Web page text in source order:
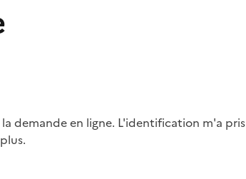
demande en ligne. L'identification m'a pris